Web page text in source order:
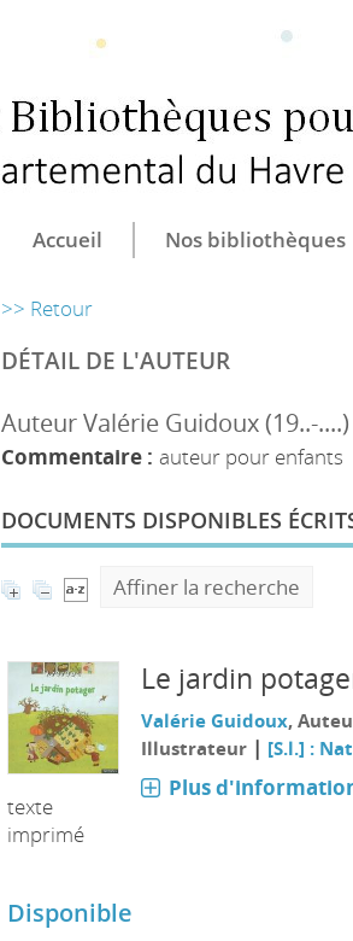
Accueil Nos bibliothèques
>> Retour
DÉTAIL DE L'AUTEUR
Auteur Valérie Guidoux (19..-....)
Commentaire : auteur pour enfants
DOCUMENTS DISPONIBLES
Affiner la recherche
texte
imprimé
Le jardin
Valérie Guidoux,
Illustrateur | [S.l.] :
Plus
Disponible